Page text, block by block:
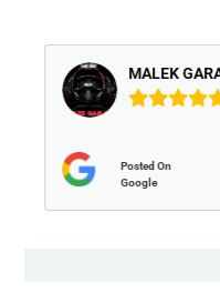
Posted On
Google